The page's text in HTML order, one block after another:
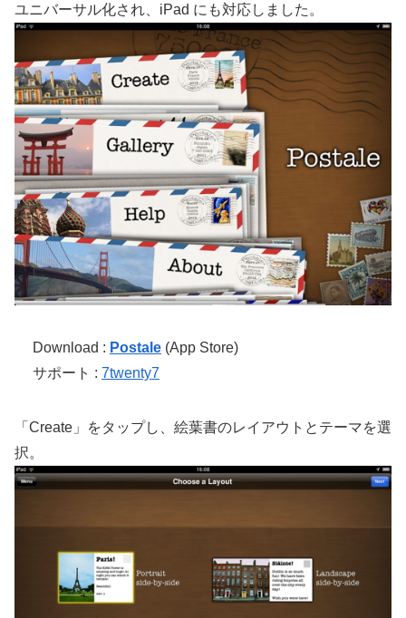
ユニバーサル化され、iPad にも対応しました。
Download : Postale (App Store)
サポート : 7twenty7
「Create」をタップし、絵葉書のレイアウトとテーマを選
択。